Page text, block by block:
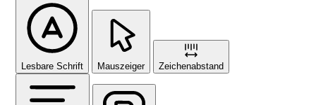
Lesbare Schrift Mauszeiger Zeichenabstand